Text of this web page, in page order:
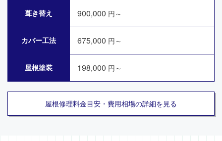
葺き替え 900,000 円～
カバー工法 675,000 円～
屋根塗装 198,000 円～
屋根修理料金目安・費用相場の詳細を見る